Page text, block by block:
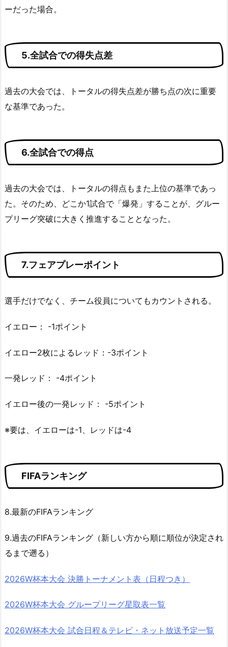
ーだった場合。
5.全試合での得失点差
過去の大会では、トータルの得失点差が勝ち点の次に重要
な基準であった。
6.全試合での得点
過去の大会では、トータルの得点もまた上位の基準であっ
た。そのため、どこか1試合で「爆発」することが、グルー
プリーグ突破に大きく推進することとなった。
7.フェアプレーポイント
選手だけでなく、チーム役員についてもカウントされる。
イエロー： -1ポイント
イエロー2枚によるレッド：-3ポイント
一発レッド： -4ポイント
イエロー後の一発レッド： -5ポイント
※要は、イエローは-1、レッドは-4
FIFAランキング
8.最新のFIFAランキング
9.過去のFIFAランキング（新しい方から順に順位が決定され
るまで遡る）
2026W杯本大会 決勝トーナメント表（日程つき）
2026W杯本大会 グループリーグ星取表一覧
2026W杯本大会 試合日程＆テレビ・ネット放送予定一覧